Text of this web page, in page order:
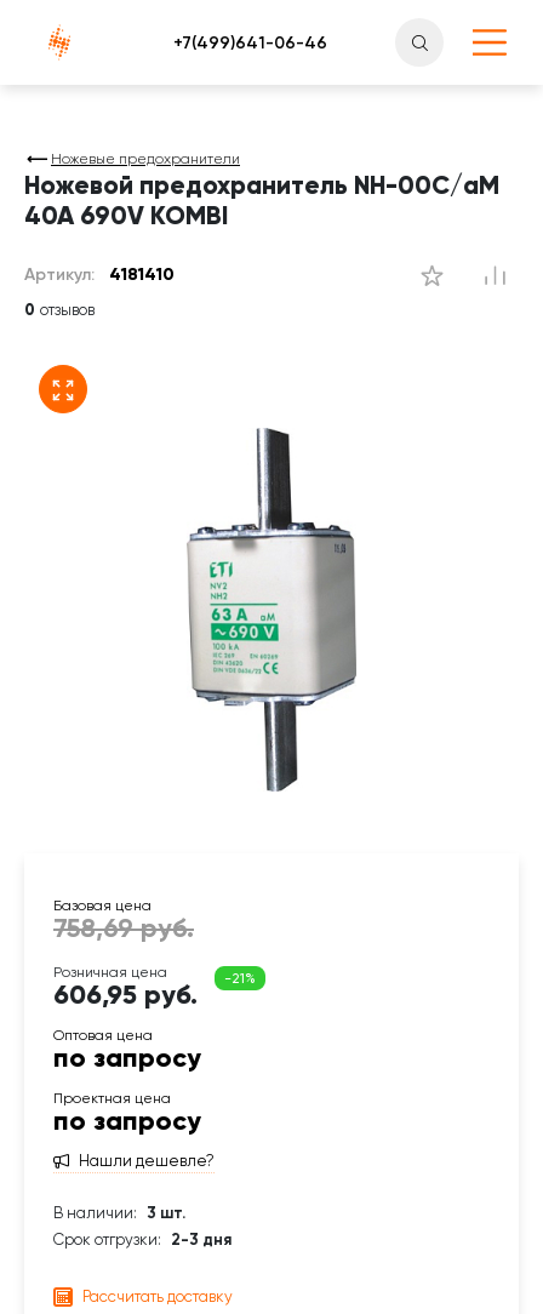
Атлантснаб
Ножевые предохранители
Ножевой предохранитель NH-00C/aM
40A 690V KOMBI
Артикул: 4181410
606,95 руб.
по запросу
по запросу
Нашли дешевле?
В наличии:
3 шт.
Срок отгрузки:
2-3 дня
Рассчитать доставку